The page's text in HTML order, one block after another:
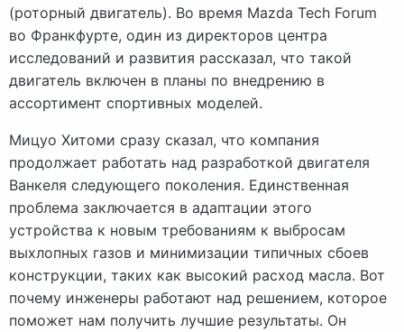
(роторный двигатель). Во время Mazda Tech Forum
во Франкфурте, один из директоров центра
исследований и развития рассказал, что такой
двигатель включен в планы по внедрению в
ассортимент спортивных моделей.
Мицуо Хитоми сразу сказал, что компания
продолжает работать над разработкой двигателя
Ванкеля следующего поколения. Единственная
проблема заключается в адаптации этого
устройства к новым требованиям к выбросам
выхлопных газов и минимизации типичных сбоев
конструкции, таких как высокий расход масла. Вот
почему инженеры работают над решением, которое
поможет нам получить лучшие результаты. Он